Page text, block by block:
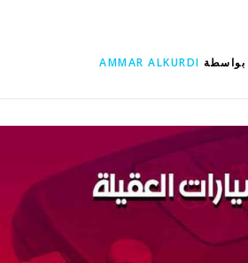
بواسطة AMMAR ALKURDI